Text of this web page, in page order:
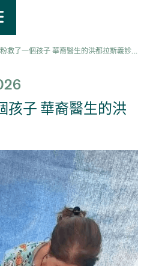
救了一個孩子 華裔醫生的洪都拉斯義診
孩子 華裔醫生的洪